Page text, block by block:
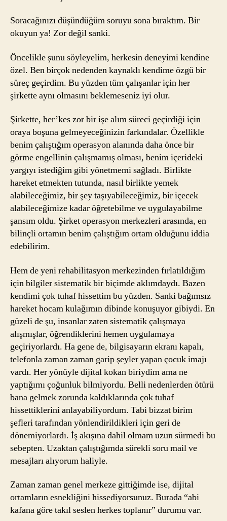
Soracağınızı düşündüğüm soruyu sona bıraktım. Bir
okuyun ya! Zor değil sanki.
Öncelikle şunu söyleyelim, herkesin deneyimi kendine
özel. Ben birçok nedenden kaynaklı kendime özgü bir
süreç geçirdim. Bu yüzden tüm çalışanlar için her
şirkette aynı olmasını beklemeseniz iyi olur.
Şirkette, her’kes zor bir işe alım süreci geçirdiği için
oraya boşuna gelmeyeceğinizin farkındalar. Özellikle
benim çalıştığım operasyon alanında daha önce bir
görme engellinin çalışmamış olması, benim içerideki
yargıyı istediğim gibi yönetmemi sağladı. Birlikte
hareket etmekten tutunda, nasıl birlikte yemek
alabileceğimiz, bir şey taşıyabileceğimiz, bir içecek
alabileceğimize kadar öğretebilme ve uygulayabilme
şansım oldu. Şirket operasyon merkezleri arasında, en
bilinçli ortamın benim çalıştığım ortam olduğunu iddia
edebilirim.
Hem de yeni rehabilitasyon merkezinden fırlatıldığım
için bilgiler sistematik bir biçimde aklımdaydı. Bazen
kendimi çok tuhaf hissettim bu yüzden. Sanki bağımsız
hareket hocam kulağımın dibinde konuşuyor gibiydi. En
güzeli de şu, insanlar zaten sistematik çalışmaya
alışmışlar, öğrendiklerini hemen uygulamaya
geçiriyorlardı. Ha gene de, bilgisayarın ekranı kapalı,
telefonla zaman zaman garip şeyler yapan çocuk imajı
vardı. Her yönüyle dijital kokan biriydim ama ne
yaptığımı çoğunluk bilmiyordu. Belli nedenlerden ötürü
bana gelmek zorunda kaldıklarında çok tuhaf
hissettiklerini anlayabiliyordum. Tabi bizzat birim
şefleri tarafından yönlendirildikleri için geri de
dönemiyorlardı. İş akışına dahil olmam uzun sürmedi bu
sebepten. Uzaktan çalıştığımda sürekli soru mail ve
mesajları alıyorum haliyle.
Zaman zaman genel merkeze gittiğimde ise, dijital
ortamların esnekliğini hissediyorsunuz. Burada “abi
kafana göre takıl seslen herkes toplanır” durumu var.